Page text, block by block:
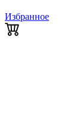
Избранное